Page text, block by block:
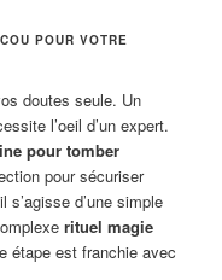
POUR VOTRE
doutes seule. Un
l’oeil d’un expert.
pour tomber
pour sécuriser
s’agisse d’une simple
rituel magie
étape est franchie avec